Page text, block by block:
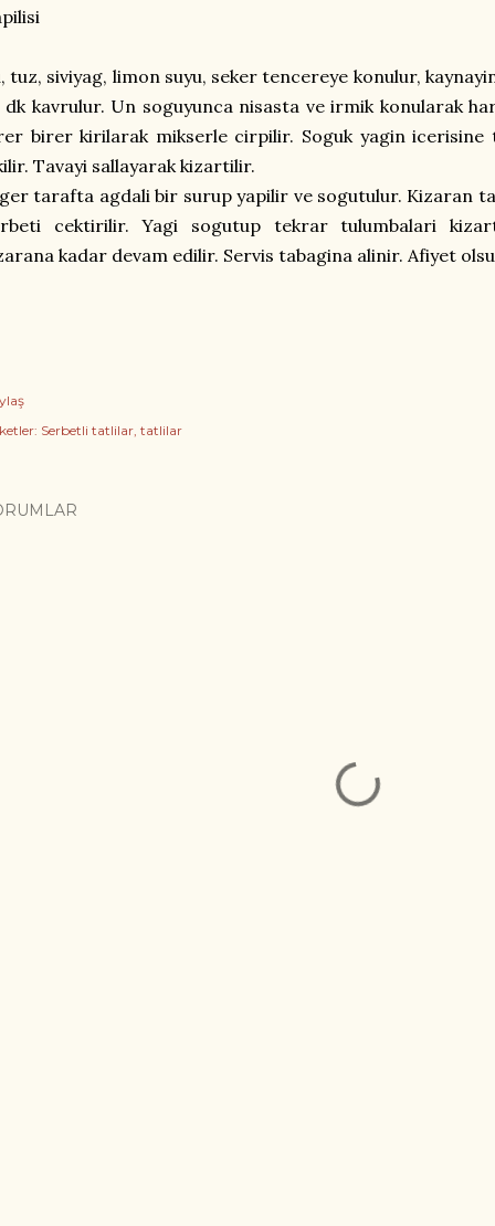
tuz, siviyag, limon suyu, seker tencereye konulur,
dk kavrulur. Un soguyunca nisasta ve irmik konularak
birer kirilarak mikserle cirpilir. Soguk yagin icerisine
Tavayi sallayarak kizartilir.
tarafta agdali bir surup yapilir ve sogutulur. Kizaran
cektirilir. Yagi sogutup tekrar tulumbalari
kadar devam edilir. Servis tabagina alinir. Afiyet
Serbetli tatlilar tatlilar